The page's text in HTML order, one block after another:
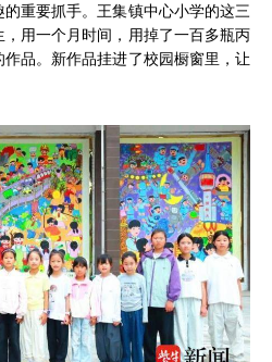
重要抓手。王集镇中心小学的这三
用一个月时间，用掉了一百多瓶丙
品。新作品挂进了校园橱窗里，让